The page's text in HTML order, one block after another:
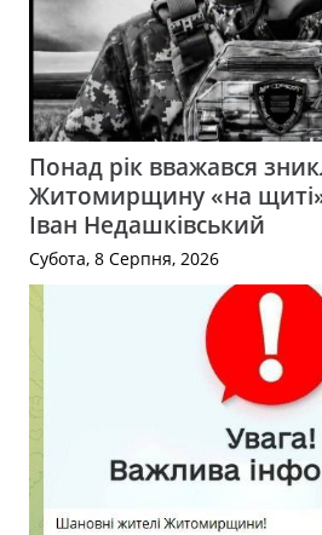
Понад рік вважався
Житомирщину «на щиті»
Іван Недашківський
Субота, 8 Серпня, 2026